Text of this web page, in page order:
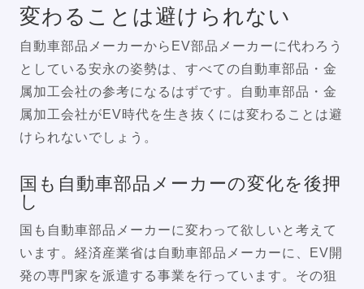
変わることは避けられない
自動車部品メーカーからEV部品メーカーに代わろう
としている安永の姿勢は、すべての自動車部品・金
属加工会社の参考になるはずです。自動車部品・金
属加工会社がEV時代を生き抜くには変わることは避
けられないでしょう。
国も自動車部品メーカーの変化を後押
し
国も自動車部品メーカーに変わって欲しいと考えて
います。経済産業省は自動車部品メーカーに、EV開
発の専門家を派遣する事業を行っています。その狙